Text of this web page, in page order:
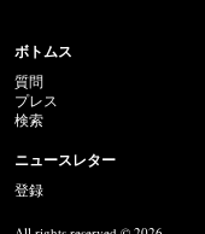
ボトムス
質問
プレス
検索
ニュースレター
登録